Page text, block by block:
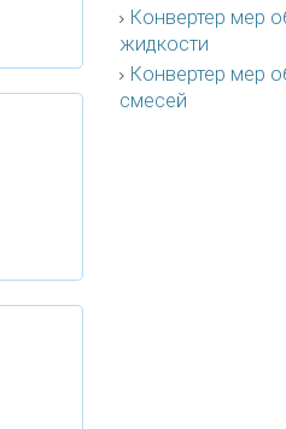
Конвертер мер
жидкости
Конвертер мер
смесей